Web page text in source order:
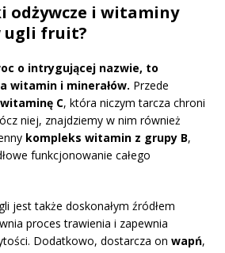
odżywcze i witaminy
ugli fruit?
o intrygującej nazwie, to
witamin i minerałów. Przede
witaminę C, która niczym tarcza chroni
niej, znajdziemy w nim również
kompleks witamin z grupy B,
funkcjonowanie całego
jest także doskonałym źródłem
proces trawienia i zapewnia
Dodatkowo, dostarcza on wapń,